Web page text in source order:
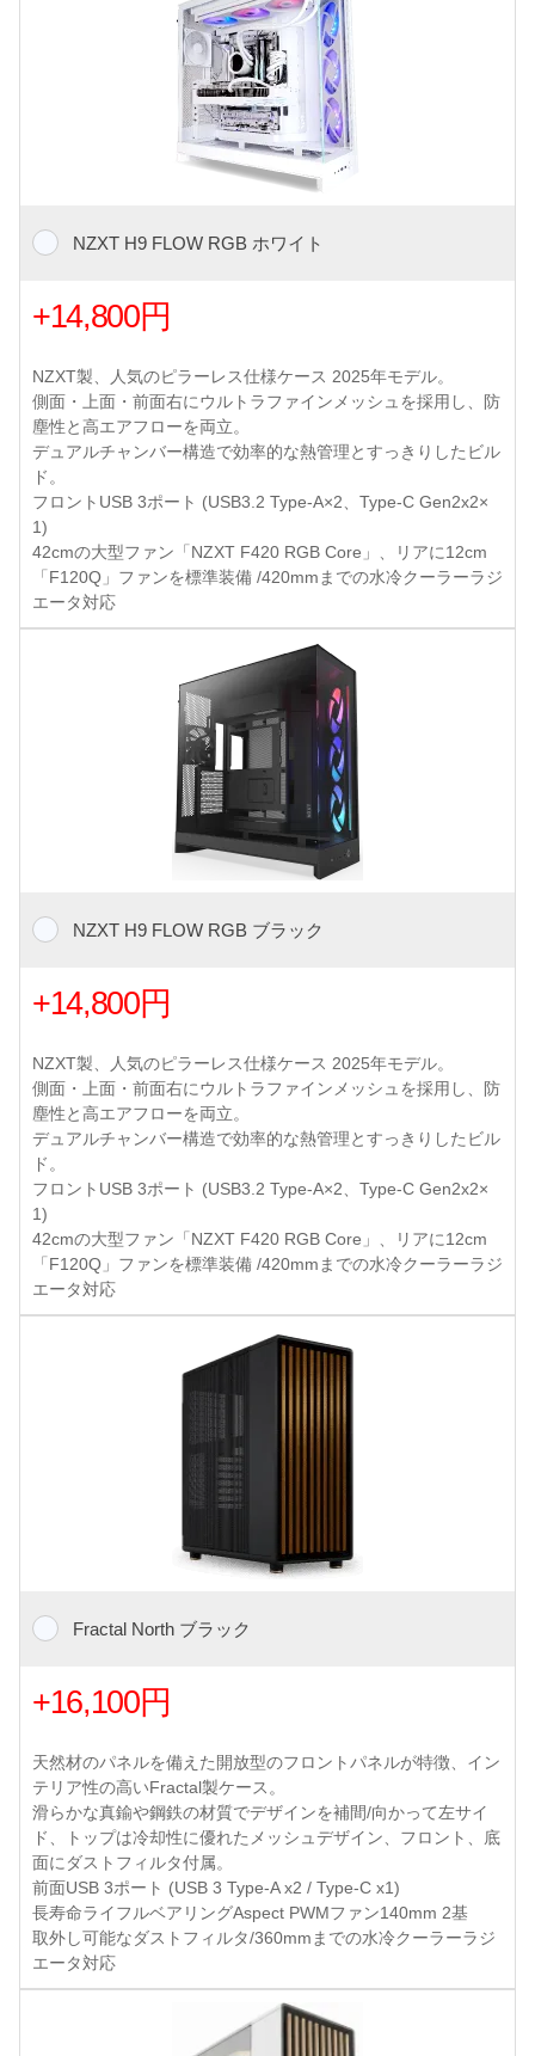
NZXT H9 FLOW RGB ホワイト
+14,800円
NZXT製、人気のピラーレス仕様ケース 2025年モデル。
側面・上面・前面右にウルトラファインメッシュを採用し、防
塵性と高エアフローを両立。
デュアルチャンバー構造で効率的な熱管理とすっきりしたビル
ド。
フロントUSB 3ポート (USB3.2 Type-A×2、Type-C Gen2x2×
1)
42cmの大型ファン「NZXT F420 RGB Core」、リアに12cm
「F120Q」ファンを標準装備 /420mmまでの水冷クーラーラジ
エータ対応
NZXT H9 FLOW RGB ブラック
+14,800円
NZXT製、人気のピラーレス仕様ケース 2025年モデル。
側面・上面・前面右にウルトラファインメッシュを採用し、防
塵性と高エアフローを両立。
デュアルチャンバー構造で効率的な熱管理とすっきりしたビル
ド。
フロントUSB 3ポート (USB3.2 Type-A×2、Type-C Gen2x2×
1)
42cmの大型ファン「NZXT F420 RGB Core」、リアに12cm
「F120Q」ファンを標準装備 /420mmまでの水冷クーラーラジ
エータ対応
Fractal North ブラック
+16,100円
天然材のパネルを備えた開放型のフロントパネルが特徴、イン
テリア性の高いFractal製ケース。
滑らかな真鍮や鋼鉄の材質でデザインを補間/向かって左サイ
ド、トップは冷却性に優れたメッシュデザイン、フロント、底
面にダストフィルタ付属。
前面USB 3ポート (USB 3 Type-A x2 / Type-C x1)
長寿命ライフルベアリングAspect PWMファン140mm 2基
取外し可能なダストフィルタ/360mmまでの水冷クーラーラジ
エータ対応